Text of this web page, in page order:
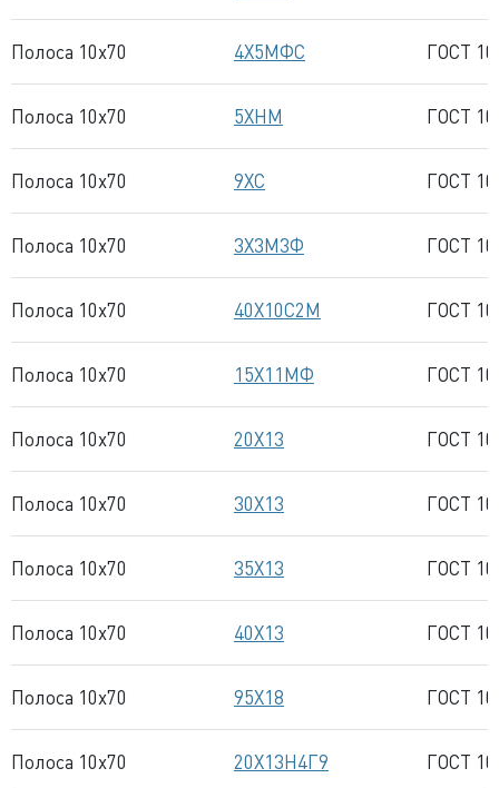
Полоса 10x70 4Х5МФС ГОСТ
Полоса 10x70 5ХНМ ГОСТ
Полоса 10x70 9ХС ГОСТ
Полоса 10x70 3Х3М3Ф ГОСТ
Полоса 10x70 40Х10С2М ГОСТ
Полоса 10x70 15Х11МФ ГОСТ
Полоса 10x70 20Х13 ГОСТ
Полоса 10x70 30Х13 ГОСТ
Полоса 10x70 35Х13 ГОСТ
Полоса 10x70 40Х13 ГОСТ
Полоса 10x70 95Х18 ГОСТ
Полоса 10x70 20Х13Н4Г9 ГОСТ